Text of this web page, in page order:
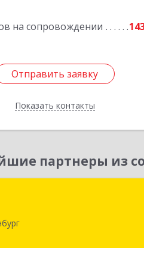
на сопровождении
Отправить заявку
Показать контакты
Отправить заявку
Назад
партнеры из